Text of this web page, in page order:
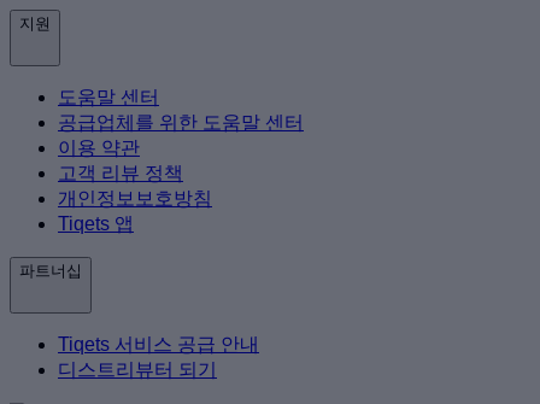
지원
도움말 센터
공급업체를 위한 도움말 센터
이용 약관
고객 리뷰 정책
개인정보보호방침
Tiqets 앱
파트너십
Tiqets 서비스 공급 안내
디스트리뷰터 되기